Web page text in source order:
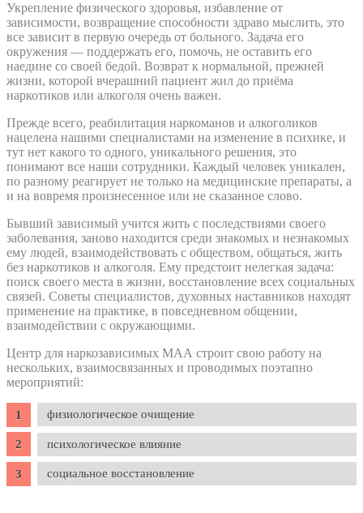
Укрепление физического здоровья, избавление от
зависимости, возвращение способности здраво мыслить, это
все зависит в первую очередь от больного. Задача его
окружения — поддержать его, помочь, не оставить его
наедине со своей бедой. Возврат к нормальной, прежней
жизни, которой вчерашний пациент жил до приёма
наркотиков или алкоголя очень важен.
Прежде всего, реабилитация наркоманов и алкоголиков
нацелена нашими специалистами на изменение в психике, и
тут нет какого то одного, уникального решения, это
понимают все наши сотрудники. Каждый человек уникален,
по разному реагирует не только на медицинские препараты, а
и на вовремя произнесенное или не сказанное слово.
Бывший зависимый учится жить с последствиями своего
заболевания, заново находится среди знакомых и незнакомых
ему людей, взаимодействовать с обществом, общаться, жить
без наркотиков и алкоголя. Ему предстоит нелегкая задача:
поиск своего места в жизни, восстановление всех социальных
связей. Советы специалистов, духовных наставников находят
применение на практике, в повседневном общении,
взаимодействии с окружающими.
Центр для наркозависимых МАА строит свою работу на
нескольких, взаимосвязанных и проводимых поэтапно
мероприятий:
физиологическое очищение
психологическое влияние
социальное восстановление